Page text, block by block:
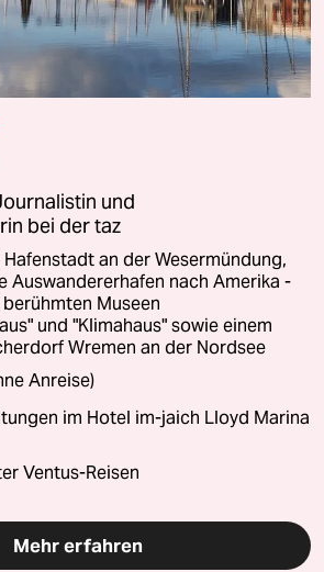
und
bei der taz
Hafenstadt an der Wesermündung,
Auswandererhafen nach Amerika -
Museen
und "Klimahaus" sowie einem
Wremen an der Nordsee
Anreise)
im Hotel im-jaich Lloyd Marina
Ventus-Reisen
Mehr erfahren